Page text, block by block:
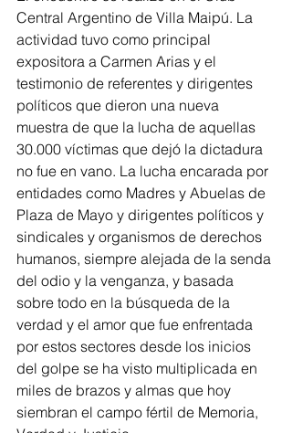
Central Argentino de Villa Maipú. La
actividad tuvo como principal
expositora a Carmen Arias y el
testimonio de referentes y dirigentes
políticos que dieron una nueva
muestra de que la lucha de aquellas
30.000 víctimas que dejó la dictadura
no fue en vano. La lucha encarada por
entidades como Madres y Abuelas de
Plaza de Mayo y dirigentes políticos y
sindicales y organismos de derechos
humanos, siempre alejada de la senda
del odio y la venganza, y basada
sobre todo en la búsqueda de la
verdad y el amor que fue enfrentada
por estos sectores desde los inicios
del golpe se ha visto multiplicada en
miles de brazos y almas que hoy
siembran el campo fértil de Memoria,